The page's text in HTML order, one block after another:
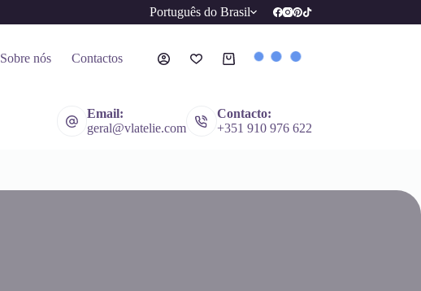
Português do Brasil
Sobre nós Contactos
Email:
geral@vlatelie.com
Contacto:
+351 910 976 622